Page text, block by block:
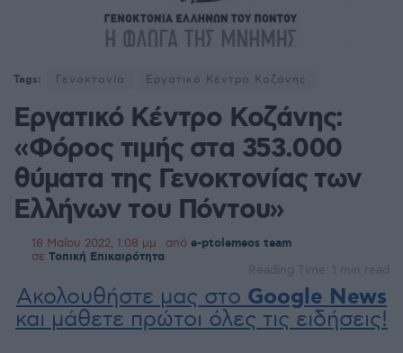
Tags: Γενοκτονία Εργατικό Κέντρο Κοζάνης
Εργατικό Κέντρο Κοζάνης:
«Φόρος τιμής στα 353.000
θύματα της Γενοκτονίας των
Ελλήνων του Πόντου»
18 Μαΐου 2022, 1:08 μμ από e-ptolemeos team
σε Τοπική Επικαιρότητα
Reading Time: 1 min read
Ακολουθήστε μας στο Google News
και μάθετε πρώτοι όλες τις ειδήσεις!